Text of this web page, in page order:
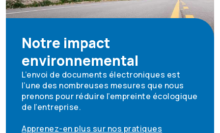
Notre impact
environnemental
L’envoi de documents électroniques est
l’une des nombreuses mesures que nous
prenons pour réduire l’empreinte écologique
de l’entreprise.
Apprenez-en plus sur nos pratiques